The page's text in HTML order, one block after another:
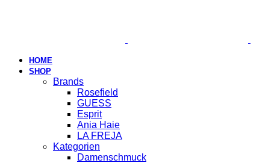
HOME
SHOP
Brands
Rosefield
GUESS
Esprit
Ania Haie
LA FREJA
Kategorien
Damenschmuck